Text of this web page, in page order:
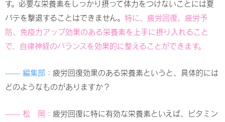
す。必要な栄養素をしっかり摂って体力をつけないことには夏
バテを撃退することはできません。 特に、疲労回復、疲労予
防、免疫力アップ効果のある栄養素を上手に摂り入れること
で、自律神経のバランスを効果的に整えることができます。
—— 編集部： 疲労回復効果のある栄養素というと、具体的には
どのようなものがありますか？
—— 松 岡： 疲労回復に特に有効な栄養素といえば、ビタミン